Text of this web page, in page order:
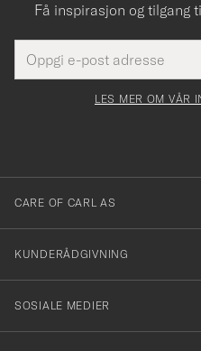
Få inspirasjon og tilgang
postadresse
felt
Tack
för
dig
till
vårt
nyhetsbrev!
LES MER OM VÅR
CARE OF CARL AS
KUNDERÅDGIVNING
SOSIALE MEDIER